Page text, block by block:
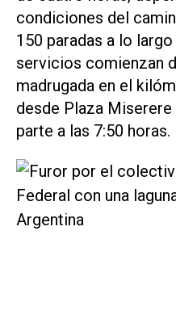
condiciones del
150 paradas a lo
servicios comienzan
madrugada en el
desde Plaza
parte a las 7:50 horas.